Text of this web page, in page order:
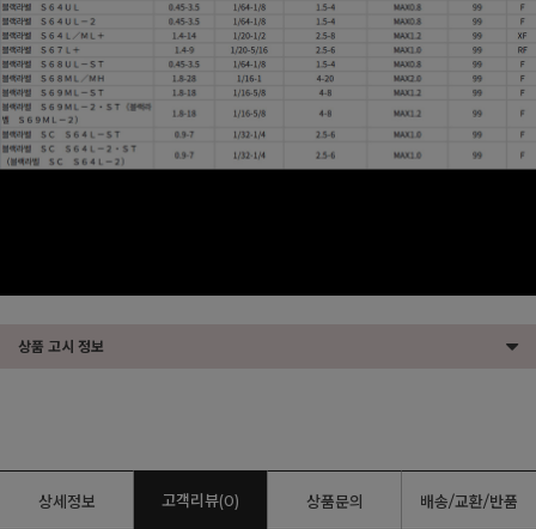
상품 고시 정보
상세정보 고객리뷰(0) 상품문의 배송/교환/반품